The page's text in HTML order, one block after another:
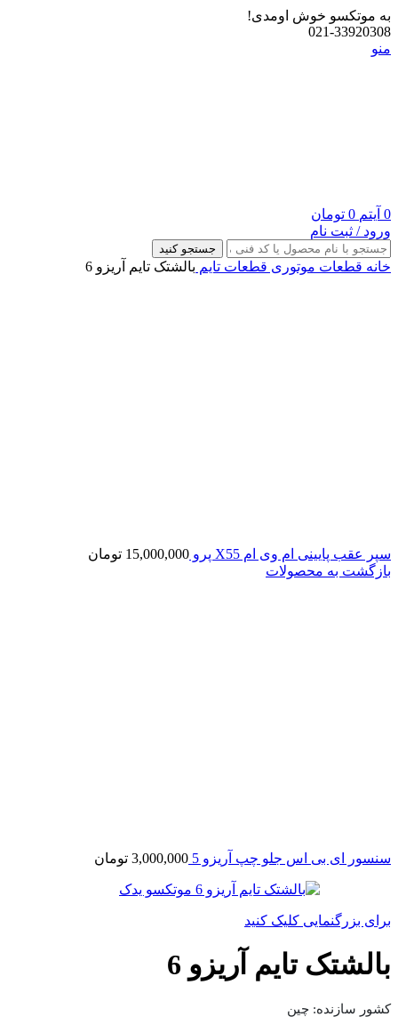
به موتکسو خوش اومدی!
021-33920308
منو
0 آیتم 0 تومان
ورود / ثبت نام
جستجو کنید
خانه قطعات موتوری قطعات تایم بالشتک تایم آریزو 6
سپر عقب پایینی ام وی ام X55 پرو 15,000,000 تومان
بازگشت به محصولات
سنسور ای بی اس جلو چپ آریزو 5 3,000,000 تومان
برای بزرگنمایی کلیک کنید
بالشتک تایم آریزو 6
کشور سازنده: چین